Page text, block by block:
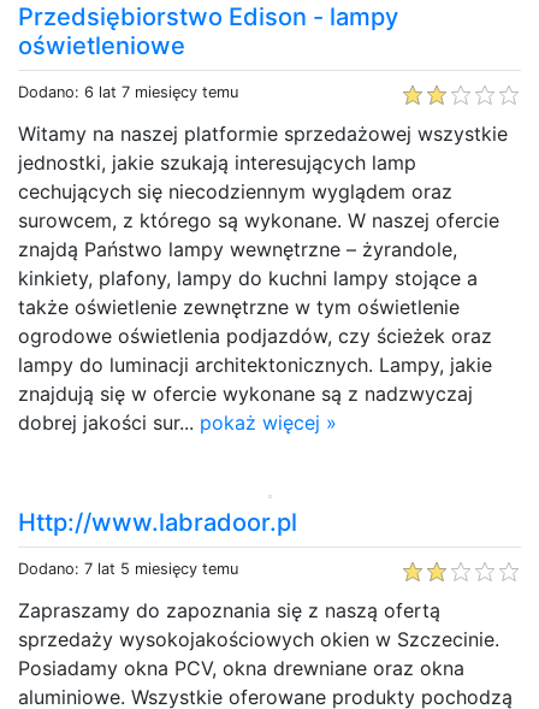
Przedsiębiorstwo Edison - lampy
oświetleniowe
Dodano: 6 lat 7 miesięcy temu
Witamy na naszej platformie sprzedażowej wszystkie
jednostki, jakie szukają interesujących lamp
cechujących się niecodziennym wyglądem oraz
surowcem, z którego są wykonane. W naszej ofercie
znajdą Państwo lampy wewnętrzne – żyrandole,
kinkiety, plafony, lampy do kuchni lampy stojące a
także oświetlenie zewnętrzne w tym oświetlenie
ogrodowe oświetlenia podjazdów, czy ścieżek oraz
lampy do luminacji architektonicznych. Lampy, jakie
znajdują się w ofercie wykonane są z nadzwyczaj
dobrej jakości sur... pokaż więcej »
Http://www.labradoor.pl
Dodano: 7 lat 5 miesięcy temu
Zapraszamy do zapoznania się z naszą ofertą
sprzedaży wysokojakościowych okien w Szczecinie.
Posiadamy okna PCV, okna drewniane oraz okna
aluminiowe. Wszystkie oferowane produkty pochodzą